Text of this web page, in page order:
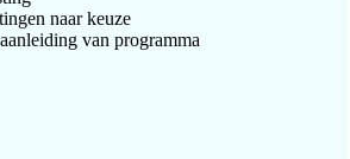
naar keuze
van programma